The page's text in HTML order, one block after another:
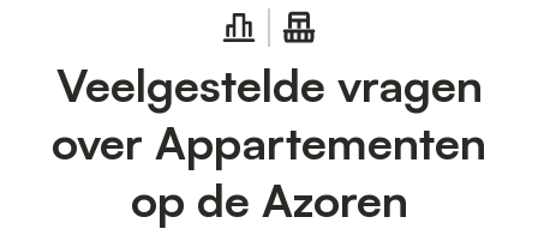
Veelgestelde vragen
over Appartementen
op de Azoren